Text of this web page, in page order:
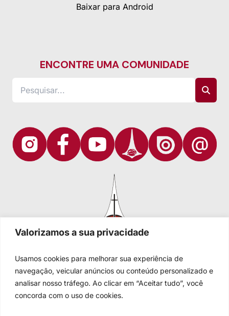
Valorizamos a sua privacidade
Usamos cookies para melhorar sua experiência de
navegação, veicular anúncios ou conteúdo personalizado e
analisar nosso tráfego. Ao clicar em “Aceitar tudo”, você
concorda com o uso de cookies.
Baixar para Android
ENCONTRE UMA COMUNIDADE
Igreja Evangélica de Confissão Luterana no Brasil
Sede nacional: Rua Senhor dos Passos, 202/4º andar Centro -